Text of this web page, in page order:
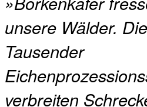
unsere Wälder.
Tausender
verbreiten